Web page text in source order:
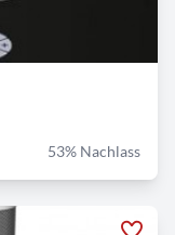
53% Nachlass